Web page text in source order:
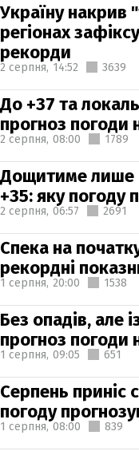
Україну накрив
регіонах
рекорди
2 серпня, 14:52 3639
До +37 та
прогноз погоди
2 серпня, 08:00 1789
Дощитиме лише
+35: яку погоду
2 серпня, 06:57 2691
Спека на
рекордні
1 серпня, 20:00 1538
Без опадів, але
прогноз погоди
1 серпня, 09:05 651
Серпень приніс
погоду
1 серпня, 08:00 839